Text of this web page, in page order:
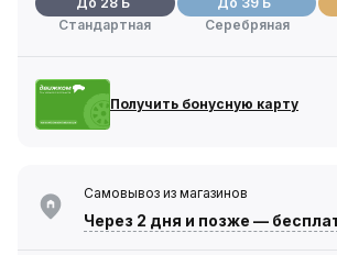
Стандартная
Серебряная
Получить бонусную карту
Самовывоз из магазинов
Через 2 дня и позже —